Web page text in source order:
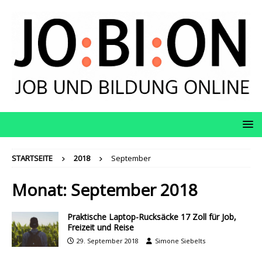
STARTSEITE 2018 September
Monat: September 2018
Praktische Laptop-Rucksäcke 17 Zoll für Job,
Freizeit und Reise
29. September 2018 Simone Siebelts